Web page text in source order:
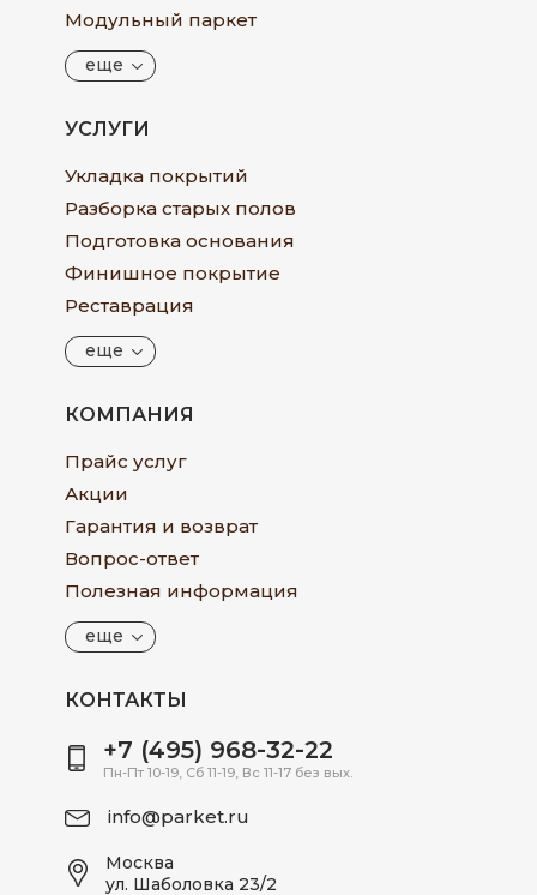
Модульный паркет
еще
УСЛУГИ
Укладка покрытий
Разборка старых полов
Подготовка основания
Финишное покрытие
Реставрация
еще
КОМПАНИЯ
Прайс услуг
Акции
Гарантия и возврат
Вопрос-ответ
Полезная информация
еще
КОНТАКТЫ
+7 (495) 968-32-22
Пн-Пт 10-19, Сб 11-19, Вс 11-17 без вых.
info@parket.ru
Москва
ул. Шаболовка 23/2